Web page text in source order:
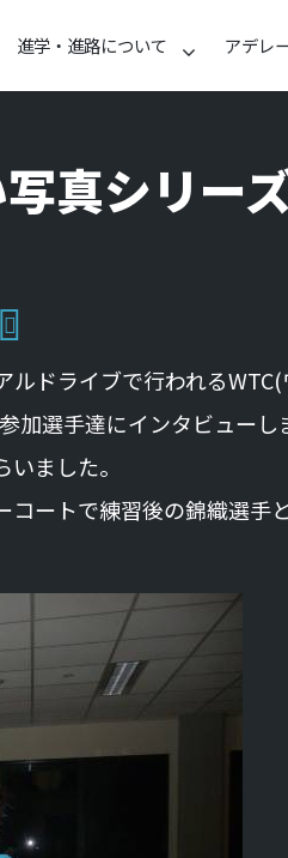
進学・進路について アデレ
真シリー
ドライブで行われる
加選手達にインタビューし
ました。
ートで練習後の錦織選手